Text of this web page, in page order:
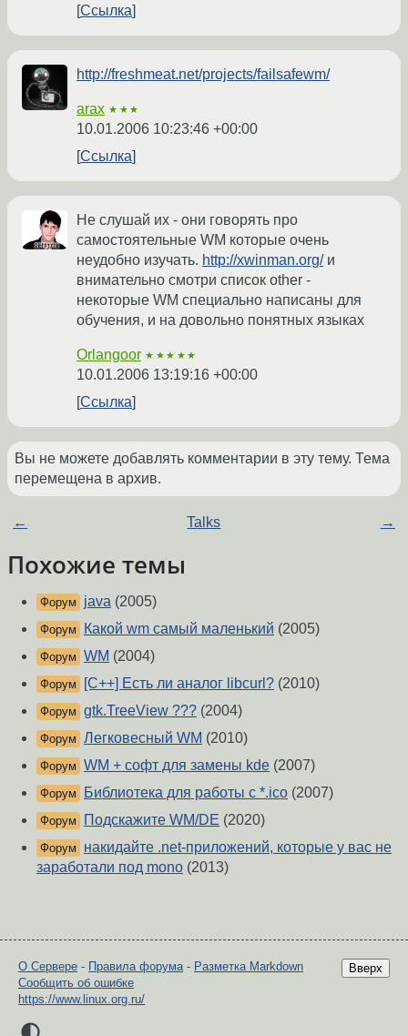
Ссылка
http://freshmeat.net/projects/failsafewm/
arax ★★★
10.01.2006 10:23:46 +00:00
Ссылка
Не слушай их - они говорять про
самостоятельные WM которые очень
неудобно изучать. http://xwinman.org/и
внимательно смотри список other -
некоторые WM специально написаны для
обучения, и на довольно понятных языках
Orlangoor ★★★★★
10.01.2006 13:19:16 +00:00
Ссылка
Вы не можете добавлять комментарии в эту тему. Тема
перемещена в архив.
← Talks →
Похожие темы
Форум java (2005)
Форум Какой wm самый маленький (2005)
Форум WM (2004)
Форум [C++] Есть ли аналог libcurl? (2010)
Форум gtk.TreeView ??? (2004)
Форум Легковесный WM (2010)
Форум WM + софт для замены kde (2007)
Форум Библиотека для работы с *.ico (2007)
Форум Подскажите WM/DE (2020)
Форум
накидайте .net-приложений, которые у вас не
заработали под mono (2013)
Вверх
О Сервере - Правила форума- Разметка Markdown
Сообщить об ошибке
https://www.linux.org.ru/